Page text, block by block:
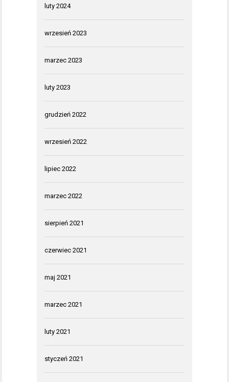
luty 2024
wrzesień 2023
marzec 2023
luty 2023
grudzień 2022
wrzesień 2022
lipiec 2022
marzec 2022
sierpień 2021
czerwiec 2021
maj 2021
marzec 2021
luty 2021
styczeń 2021